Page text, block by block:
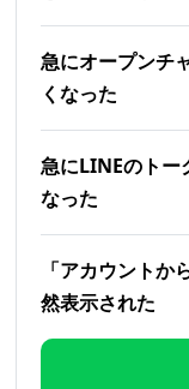
急にオープンチ
くなった
急にLINEのトー
なった
「アカウント
然表示された